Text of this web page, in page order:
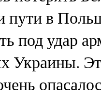
пути в
под удар
Украины.